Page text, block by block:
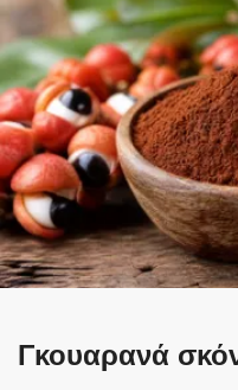
Γκουαρανά